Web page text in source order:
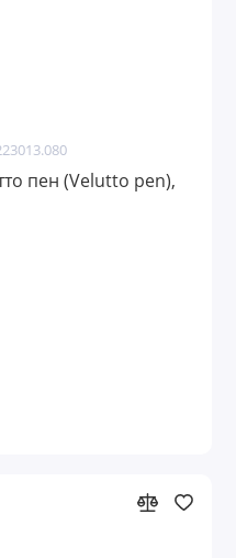
пен (Velutto pen),